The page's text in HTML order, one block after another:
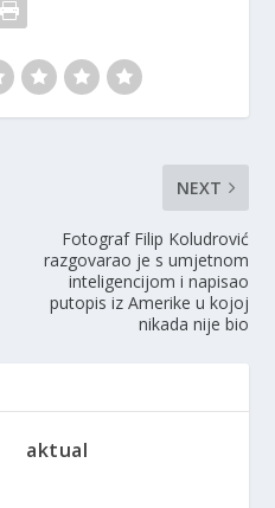
NEXT
Fotograf Filip Koludrović
razgovarao je s umjetnom
inteligencijom i napisao
putopis iz Amerike u kojoj
nikada nije bio
aktual